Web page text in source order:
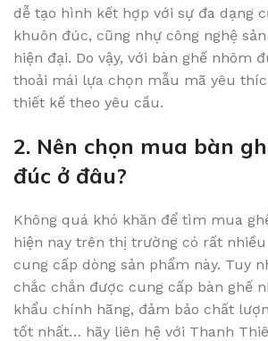
dễ tạo hình kết hợp với sự đa dạng
khuôn đúc, cũng nhự công nghệ
hiện đại. Do vậy, với bàn ghế nhôm
thoải mái lựa chọn mẫu mã yêu
thiết kế theo yêu cầu.
2. Nên chọn mua bàn
đúc ở đâu?
Không quá khó khăn để tìm mua
hiện nay trên thị trường có rất
cung cấp dòng sản phẩm này. Tuy
chắc chắn được cung cấp bàn ghế
khẩu chính hãng, đảm bảo chất
tốt nhất… hãy liên hệ với Thanh